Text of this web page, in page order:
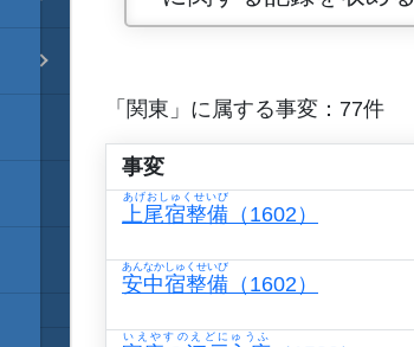
「関東」に属する事変：77件
事変
上尾宿整備
あげおしゅくせいび
（1602）
安中宿整備
あんなかしゅくせいび
（1602）
いえやすのえどにゅうふ